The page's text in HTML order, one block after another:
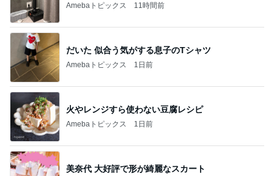
Amebaトピックス 11時間前
だいた 似合う気がする息子のTシャツ
Amebaトピックス 1日前
火やレンジすら使わない豆腐レシピ
Amebaトピックス 1日前
美奈代 大好評で形が綺麗なスカート